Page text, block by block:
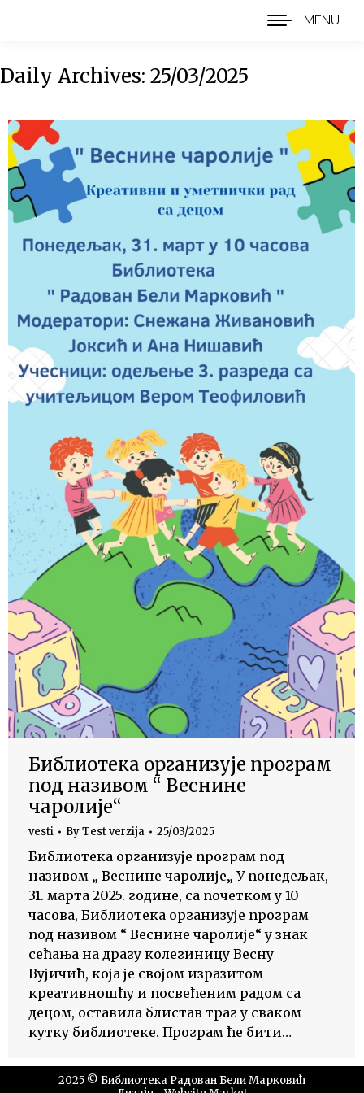
MENU
Daily Archives: 25/03/2025
Библиотека организује програм
под називом “ Веснине
чаролије“
vesti ByTest verzija 25/03/2025
Библиотека организује програм под
називом „ Веснине чаролије„ У понедељак,
31. марта 2025. године, са почетком у 10
часова, Библиотека организује програм
под називом “ Веснине чаролије“ у знак
сећања на драгу колегиницу Весну
Вујичић, која је својом изразитом
креативношћу и посвећеним радом са
децом, оставила блистав траг у сваком
кутку библиотеке. Програм ће бити…
2025 © Библиотека Радован Бели Марковић